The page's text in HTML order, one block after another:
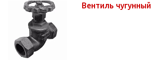
Вентиль чугунный